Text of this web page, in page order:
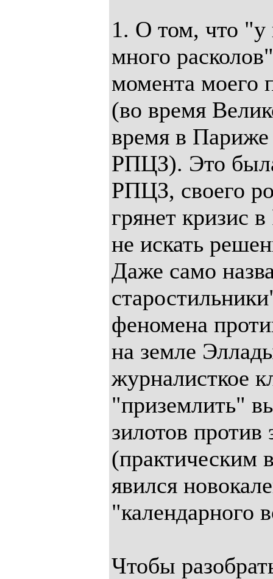
1. О том, что "у
много
момента
(во время
время в
РПЦЗ). Это
РПЦЗ, своего
грянет кризис
не искать
Даже само
феномена
на земле
журналисткое
"приземлить"
зилотов против
(практическим
явился
"календарного
Чтобы